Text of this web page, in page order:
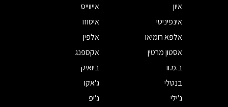
איון
אייווייס
אינפיניטי
איסוזו
אלפא רומיאו
אלפין
אסטון מרטין
אקספנג
ב.מ.וו
ביואיק
בנטלי
ג'אקו
ג'ילי
ג'יפ